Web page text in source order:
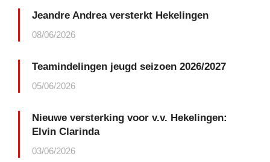
Jeandre Andrea versterkt Hekelingen
08/06/2026
Teamindelingen jeugd seizoen 2026/2027
05/06/2026
Nieuwe versterking voor v.v. Hekelingen:
Elvin Clarinda
03/06/2026